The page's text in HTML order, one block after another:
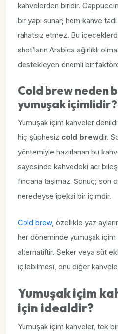
kahvelerden biridir.
bir yapı sunar; hem kahve
rahatsız etmez. Bu
shot’ların Arabica ağırlıklı
destekleyen önemli bir
Cold brew neden
yumuşak içimlidir?
Yumuşak içim kahveler
hiç şüphesiz cold brewdir.
yöntemiyle hazırlanan bu
sayesinde kahvedeki acı
fincana taşımaz. Sonuç; son
neredeyse ipeksi bir içimdir.
Cold brew, özellikle yaz
her döneminde yumuşak içim
alternatiftir. Şeker veya süt
içilebilmesi, onu diğer
Yumuşak içim
için idealdir?
Yumuşak içim kahveler, tek